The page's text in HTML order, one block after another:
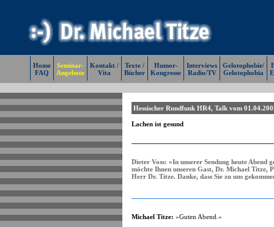
Home
FAQ
Seminar-
Angebote
Kontakt /
Vita
Texte /
Bücher
Humor-
Kongresse
Interviews
Radio/TV
Gelotophobie/
Gelotophobia
Hessischer Rundfunk HR4, Talk vom
Lachen ist gesund
Dieter Voss: »In unserer Sendung heute Abend
möchte Ihnen unseren Gast, Dr. Michael Titze,
Herr Dr. Titze. Danke, dass Sie zu uns
Michael Titze: »Guten Abend.«